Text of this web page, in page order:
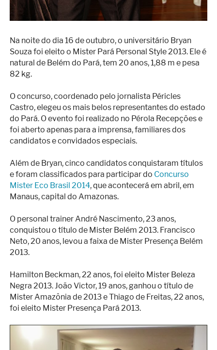
Contato
Na noite do dia 16 de outubro, o universitário Bryan
Souza foi eleito o Mister Pará Personal Style 2013. Ele é
natural de Belém do Pará, tem 20 anos, 1,88 m e pesa
82 kg.
O concurso, coordenado pelo jornalista Péricles
Castro, elegeu os mais belos representantes do estado
do Pará. O evento foi realizado no Pérola Recepções e
foi aberto apenas para a imprensa, familiares dos
candidatos e convidados especiais.
Além de Bryan, cinco candidatos conquistaram títulos
e foram classificados para participar do Concurso
Mister Eco Brasil 2014, que acontecerá em abril, em
Manaus, capital do Amazonas.
O personal trainer André Nascimento, 23 anos,
conquistou o título de Mister Belém 2013. Francisco
Neto, 20 anos, levou a faixa de Mister Presença Belém
2013.
Hamilton Beckman, 22 anos, foi eleito Mister Beleza
Negra 2013. João Victor, 19 anos, ganhou o título de
Mister Amazônia de 2013 e Thiago de Freitas, 22 anos,
foi eleito Mister Presença Pará 2013.